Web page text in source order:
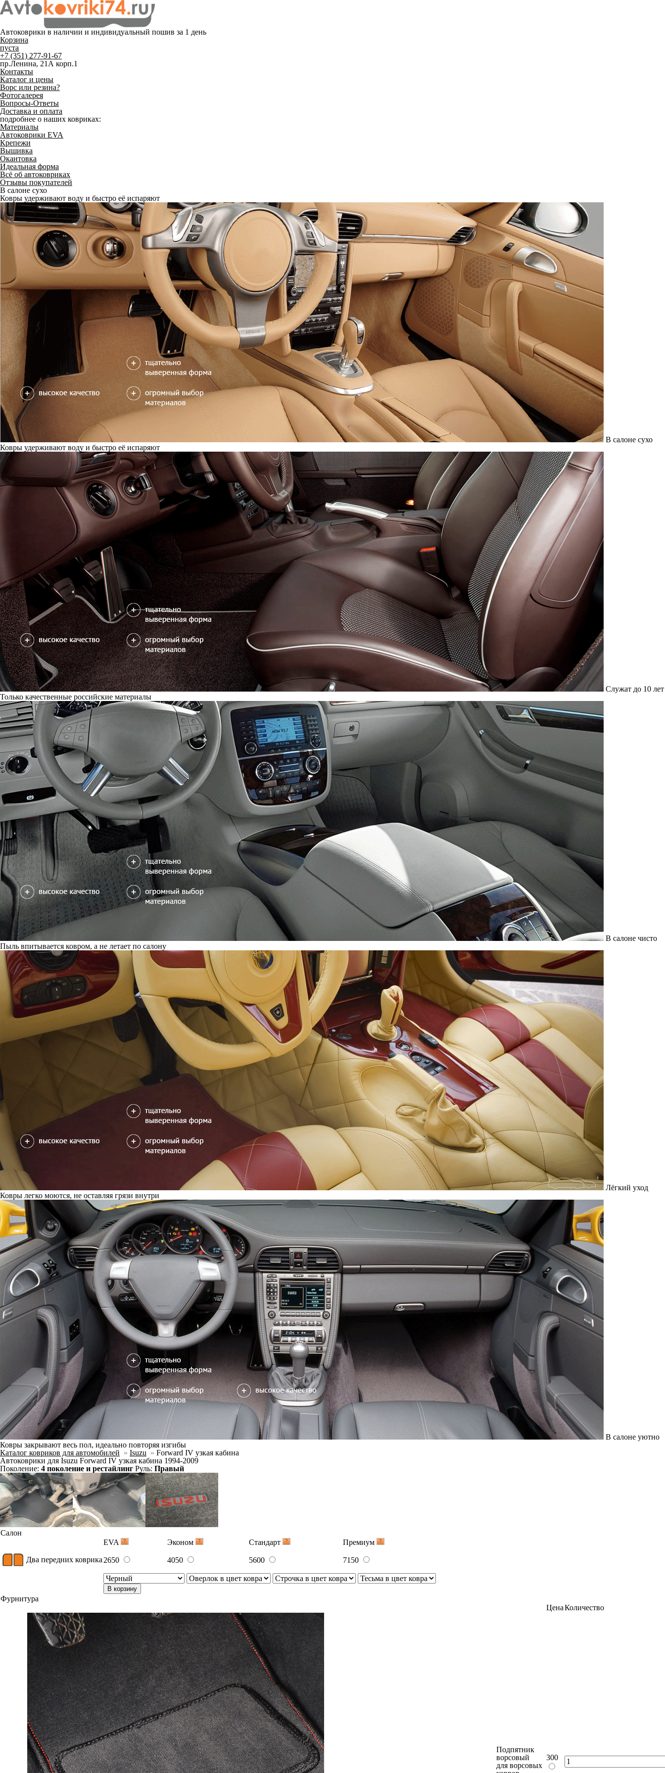
Автоковрики в наличии и индивидуальный пошив за 1 день
Корзина
пуста
+7 (351) 277-91-67
пр.Ленина, 21А корп.1
Контакты
Каталог и цены
Ворс или резина?
Фотогалерея
Вопросы-Ответы
Доставка и оплата
подробнее о наших ковриках:
Материалы
Автоковрики EVA
Крепежи
Вышивка
Окантовка
Идеальная форма
Всё об автоковриках
Отзывы покупателей
В салоне сухо
Ковры удерживают воду и быстро её испаряют
В салоне сухо
Ковры удерживают воду и быстро её испаряют
Служат до 10 лет
Только качественные российские материалы
В салоне чисто
Пыль впитывается ковром, а не летает по салону
Лёгкий уход
Ковры легко моются, не оставляя грязи внутри
В салоне уютно
Ковры закрывают весь пол, идеально повторяя изгибы
Каталог ковриков для автомобилей » Isuzu » Forward IV узкая кабина
Автоковрики для Isuzu Forward IV узкая кабина 1994-2009
Поколение: 4 поколение и рестайлинг Руль: Правый
Салон
EVA
Эконом Стандарт Премиум
Два передних коврика 2650 4050 5600 7150
В корзину
Фурнитура
ЦенаКоличество
Подпятник
ворсовый
для ворсовых
300